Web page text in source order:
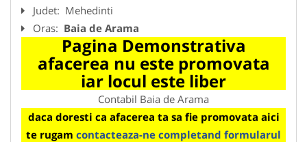
Judet: Mehedinti
Oras: Baia de Arama
Pagina Demonstrativa
afacerea nu este promovata
iar locul este liber
Contabil Baia de Arama
daca doresti ca afacerea ta sa fie promovata aici
te rugam contacteaza-ne completand formularul